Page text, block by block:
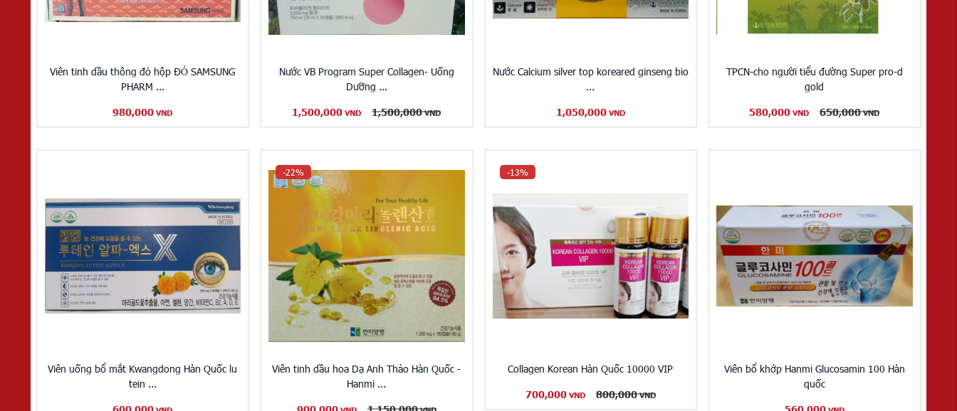
Viên tinh dầu thông đỏ hộp ĐỎ SAMSUNG
PHARM ...
980,000 VND
Nước VB Program Super Collagen- Uống
Dưỡng ...
1,500,000 VND 1,500,000 VND
Nước Calcium silver top koreared ginseng bio
...
1,050,000 VND
TPCN-cho người tiểu đường Super pro-d
gold
580,000 VND 650,000 VND
Viên uống bổ mắt Kwangdong Hàn Quốc lu
tein ...
-22%
Viên tinh dầu hoa Dạ Anh Thảo Hàn Quốc -
Hanmi ...
-13%
Collagen Korean Hàn Quốc 10000 VIP
700,000 VND 800,000 VND
Viên bổ khớp Hanmi Glucosamin 100 Hàn
quốc